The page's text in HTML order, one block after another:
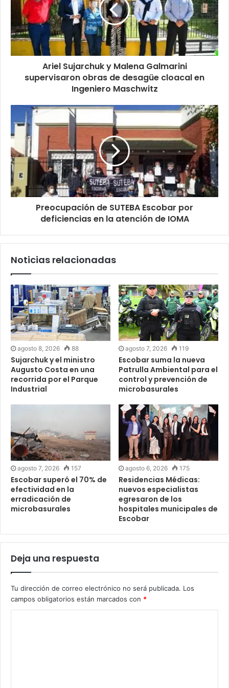
Ariel Sujarchuk y Malena Galmarini
supervisaron obras de desagüe cloacal en
Ingeniero Maschwitz
Preocupación de SUTEBA Escobar por
deficiencias en la atención de IOMA
Noticias relacionadas
agosto 8, 2026 88
Sujarchuk y el ministro
Augusto Costa en una
recorrida por el Parque
Industrial
agosto 7, 2026 119
Escobar suma la nueva
Patrulla Ambiental para el
control y prevención de
microbasurales
agosto 7, 2026 157
Escobar superó el 70% de
efectividad en la
erradicación de
microbasurales
agosto 6, 2026 175
Residencias Médicas:
nuevos especialistas
egresaron de los
hospitales municipales de
Escobar
Deja una respuesta
Tu dirección de correo electrónico no será publicada. Los
campos obligatorios están marcados con *